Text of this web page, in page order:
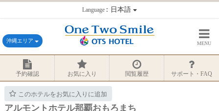
Language：日本語
沖縄エリア MENU
予約確認 お気に入り 閲覧履歴 サポート・FAQ
このホテルをお気に入りに追加
アルモントホテル那覇おもろまち